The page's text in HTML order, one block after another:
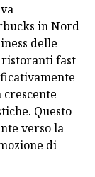
in Nord
delle
ristoranti fast
Questo
verso la
di